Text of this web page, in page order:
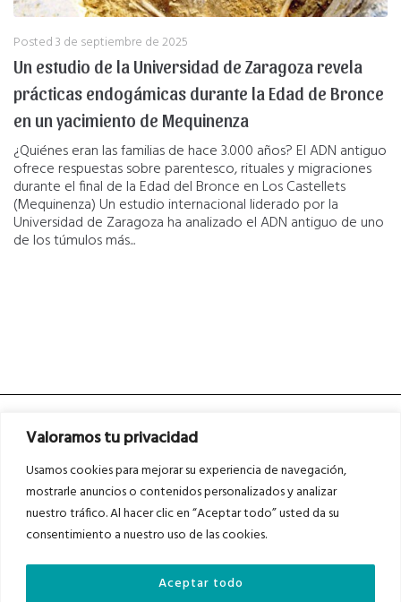
Valoramos tu privacidad
Usamos cookies para mejorar su experiencia de navegación,
mostrarle anuncios o contenidos personalizados y analizar
nuestro tráfico. Al hacer clic en “Aceptar todo” usted da su
consentimiento a nuestro uso de las cookies.
Aceptar todo
Posted3 de septiembre de 2025
Un estudio de la Universidad de Zaragoza revela
prácticas endogámicas durante la Edad de Bronce
en un yacimiento de Mequinenza
¿Quiénes eran las familias de hace 3.000 años? El ADN antiguo
ofrece respuestas sobre parentesco, rituales y migraciones
durante el final de la Edad del Bronce en Los Castellets
(Mequinenza) Un estudio internacional liderado por la
Universidad de Zaragoza ha analizado el ADN antiguo de uno
de los túmulos más...
Asociados a
Auditados por